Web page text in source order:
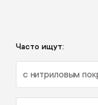
Часто ищут:
с нитриловым